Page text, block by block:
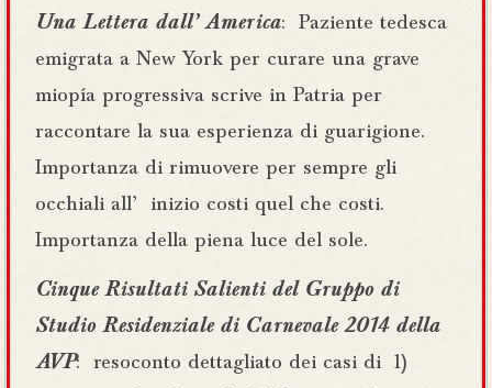
Una Lettera dall’ America: Paziente tedesca
emigrata a New York per curare una grave
miopía progressiva scrive in Patria per
raccontare la sua esperienza di guarigione.
Importanza di rimuovere per sempre gli
occhiali all’ inizio costi quel che costi.
Importanza della piena luce del sole.
Cinque Risultati Salienti del Gruppo di
Studio Residenziale di Carnevale 2014 della
AVP: resoconto dettagliato dei casi di 1)